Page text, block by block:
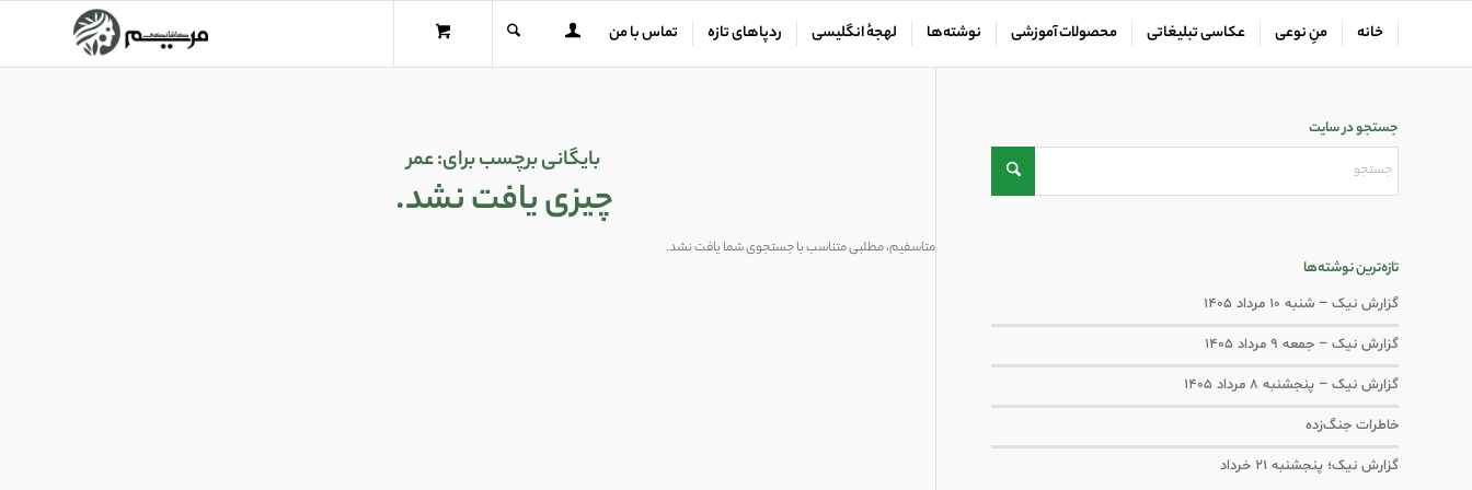
خانه منِ نوعی عکاسی تبلیغاتی محصولات آموزشی نوشته‌ها لهجهٔ انگلیسی ردپاهای تازه تماس با من
بایگانی برچسب برای:عمر
چیزی یافت نشد.
متاسفیم، مطلبی متناسب با جستجوی شما یافت نشد.
جستجو در سایت
تازه‌ترین نوشته‌ها
گزارش نیک – شنبه ۱۰ مرداد ۱۴۰۵
گزارش نیک – جمعه ۹ مرداد ۱۴۰۵
گزارش نیک – پنجشنبه ۸ مرداد ۱۴۰۵
خاطرات جنگ‌‌زده
گزارش نیک؛ پنجشنبه ۲۱ خرداد